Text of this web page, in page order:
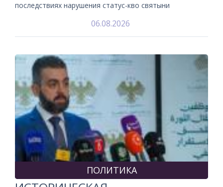
последствиях нарушения статус-кво святыни
06.08.2026
ПОЛИТИКА